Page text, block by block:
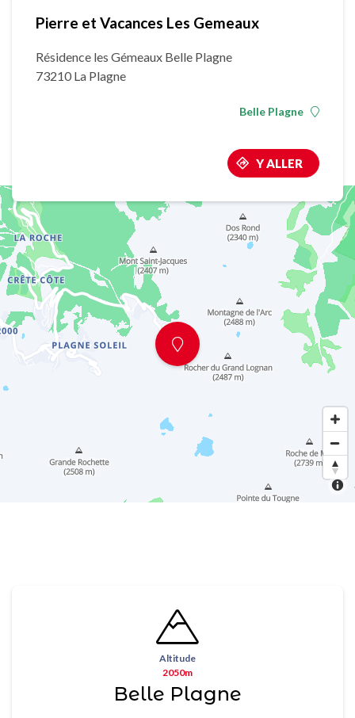
Pierre et Vacances Les Gemeaux
Résidence les Gémeaux Belle Plagne
73210 La Plagne
Belle Plagne
Y ALLER
Altitude
2050m
Belle Plagne